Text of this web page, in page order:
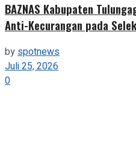
BAZNAS Kabupaten
Anti-Kecurangan pada
byspotnews
Juli 25, 2026
0